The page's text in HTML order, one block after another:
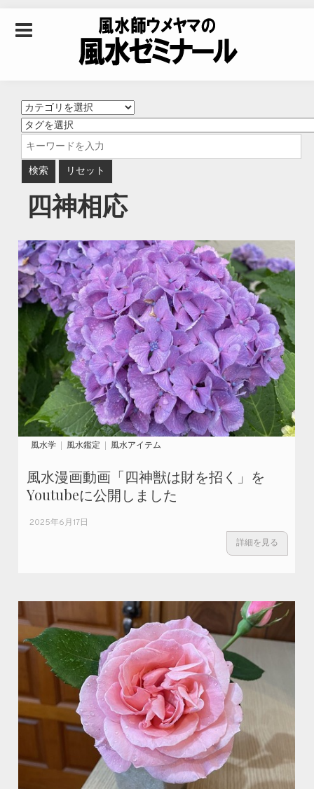
風水師ウメヤマの風
水ゼミナール｜風水
学・四柱推命学・易
学を合わせた立命講
座
四神相応
風水学 風水鑑定 風水アイテム
風水漫画動画「四神獣は財を招く」を
Youtubeに公開しました
2025年6月17日
詳細を見る